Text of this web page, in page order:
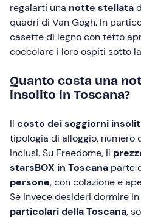
regalarti una notte stellata
quadri di Van Gogh. In
casette di legno con tetto
coccolare i loro ospiti sotto
Quanto costa una
insolito in Toscana?
Il costo dei soggiorni
tipologia di alloggio, numero
inclusi. Su Freedome, il
starsBOX in Toscana parte
persone, con colazione e
Se invece desideri dormire
particolari della Toscana,